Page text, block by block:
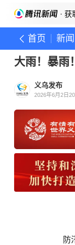
·
首页 新闻
大雨！暴雨
义乌发布
2026年6月2日
防